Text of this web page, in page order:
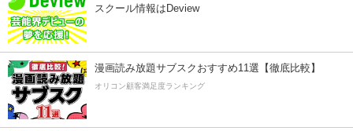
スクール情報はDeview
漫画読み放題サブスクおすすめ11選【徹底比較】
オリコン顧客満足度ランキング